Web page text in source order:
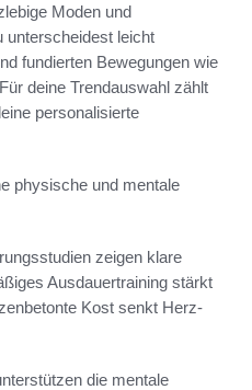
Moden und
unterscheidest leicht
fundierten Bewegungen wie
deine Trendauswahl zählt
personalisierte
physische und mentale
zeigen klare
Ausdauertraining stärkt
Kost senkt Herz-
die mentale